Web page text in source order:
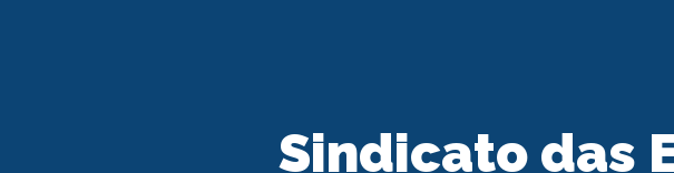
Sindicato das